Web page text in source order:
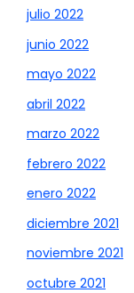
julio 2022
junio 2022
mayo 2022
abril 2022
marzo 2022
febrero 2022
enero 2022
diciembre 2021
noviembre 2021
octubre 2021